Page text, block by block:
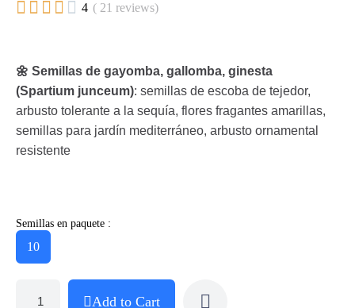
     4 ( 21 reviews)
🌼 Semillas de gayomba, gallomba, ginesta
(Spartium junceum): semillas de escoba de tejedor,
arbusto tolerante a la sequía, flores fragantes amarillas,
semillas para jardín mediterráneo, arbusto ornamental
resistente
Semillas en paquete :
10
Add to Cart